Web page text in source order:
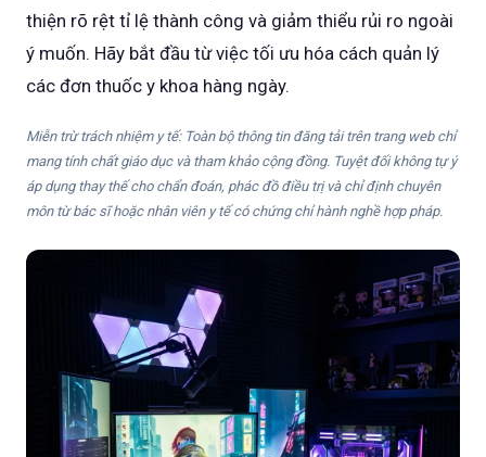
thiện rõ rệt tỉ lệ thành công và giảm thiểu rủi ro ngoài
ý muốn. Hãy bắt đầu từ việc tối ưu hóa cách quản lý
các đơn thuốc y khoa hàng ngày.
Miễn trừ trách nhiệm y tế: Toàn bộ thông tin đăng tải trên trang web chỉ
mang tính chất giáo dục và tham khảo cộng đồng. Tuyệt đối không tự ý
áp dụng thay thế cho chẩn đoán, phác đồ điều trị và chỉ định chuyên
môn từ bác sĩ hoặc nhân viên y tế có chứng chỉ hành nghề hợp pháp.